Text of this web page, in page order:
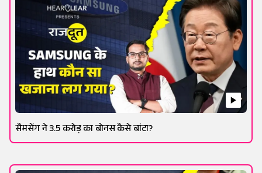
सैमसेंग ने 3.5 करोड़ का बोनस कैसे बांटा?